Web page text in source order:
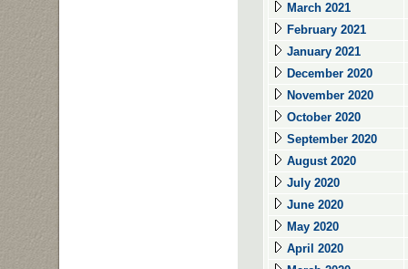
March 2021
February 2021
January 2021
December 2020
November 2020
October 2020
September 2020
August 2020
July 2020
June 2020
May 2020
April 2020